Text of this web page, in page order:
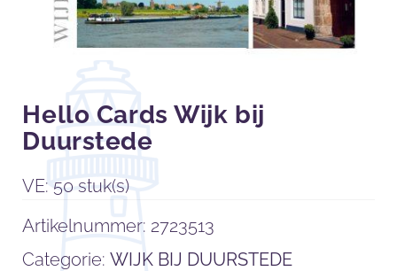
Hello Cards Wijk bij
Duurstede
VE: 50 stuk(s)
Artikelnummer: 2723513
Categorie:WIJK BIJ DUURSTEDE